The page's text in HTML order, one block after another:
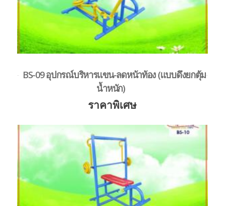
BS-09 อุปกรณ์บริหารแขน-ลดหน้าท้อง (แบบดึงยกตุ้ม
น้ำหนัก)
ราคาพิเศษ